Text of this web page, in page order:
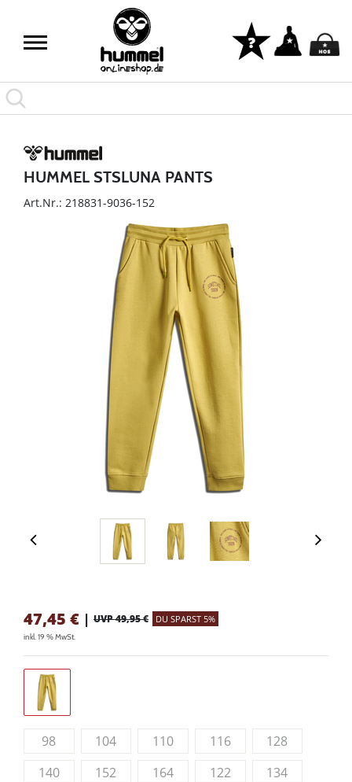
HUMMEL STSLUNA PANTS
Art.Nr.: 218831-9036-152
47,45 € | UVP 49,95 € DU SPARST 5%
inkl. 19 % MwSt.
98 104 110 116
128
140
152 164 122 134